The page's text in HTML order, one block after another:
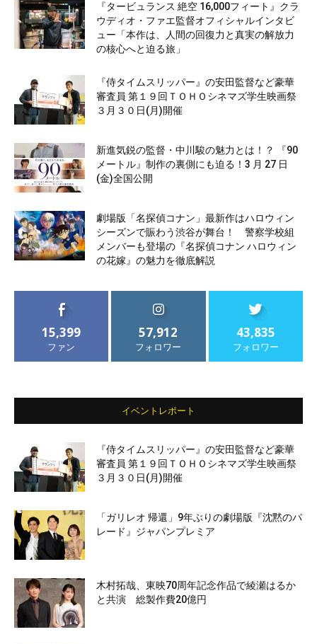
『タービュランス 絶空 16,000フィート』クラ
ウディオ・ファエ監督オフィシャルインタビ
ュー「本作は、人間の回復力と真実の解放力
の核心へと迫る旅」
『侍タイムスリッパー』の安田監督など豪華
審査員 第１９回ＴＯＨＯシネマズ学生映画祭
３月３０日(月)開催
新進気鋭の監督・中川駿の魅力とは！？ 『90
メートル』制作の裏側にも迫る！3 月 27 日
(金)全国公開
劇場版「名探偵コナン」最新作はハロウィン
シーズンで賑わう渋谷が舞台！ 警察学校組
メンバーも登場の『名探偵コナン ハロウィン
の花嫁』の魅力を徹底解説
15,399
ファン
57,912
フォロワー
43,835
フォロワー
イベントレポート
『侍タイムスリッパー』の安田監督など豪華
審査員 第１９回ＴＯＨＯシネマズ学生映画祭
３月３０日(月)開催
「ガリレオ 帰還」9年ぶりの劇場版『沈黙のパ
レード』ジャパンプレミア
木村拓哉、東映70周年記念作品で綾瀬はるか
と共演 総製作費20億円